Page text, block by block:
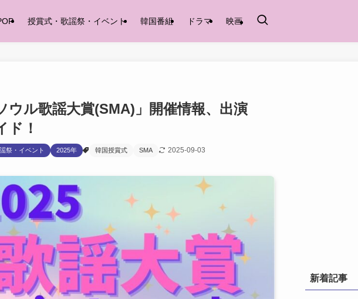
授賞式・歌謡祭・イベント 韓国番組 ドラマ 映画
ウル歌謡大賞(SMA)」開催情報、出演
ド！
祭・イベント 2025年 韓国授賞式 SMA 2025-09-03
新着記事